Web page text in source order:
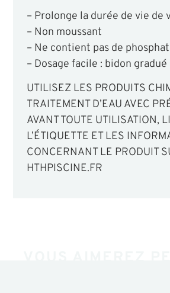
– Prolonge la durée de vie de
– Non moussant
– Ne contient pas de
– Dosage facile : bidon gradué
UTILISEZ LES PRODUITS
TRAITEMENT D’EAU AVEC
AVANT TOUTE UTILISATION,
L’ÉTIQUETTE ET LES
CONCERNANT LE PRODUIT
HTHPISCINE.FR